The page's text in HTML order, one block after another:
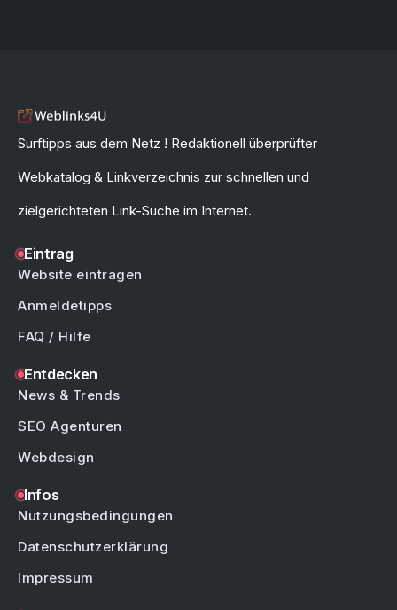
Surftipps aus dem Netz ! Redaktionell überprüfter
Webkatalog & Linkverzeichnis zur schnellen und
zielgerichteten Link-Suche im Internet.
Eintrag
Website eintragen
Anmeldetipps
FAQ / Hilfe
Entdecken
News & Trends
SEO Agenturen
Webdesign
Infos
Nutzungsbedingungen
Datenschutzerklärung
Impressum